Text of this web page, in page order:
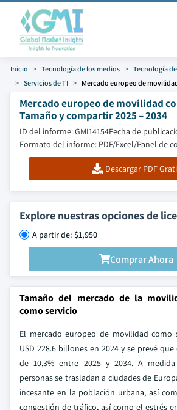
Inicio Tecnología de los medios
Tecnología
Servicios de TI
Mercado europeo de
Mercado europeo de movilidad
Tamaño y compartir 2025 – 2034
ID del informe: GMI14154Fecha de
Formato del informe: PDF/Excel/Panel de
Descargar PDF
Explore nuestras opciones de
A partir de: $1,950
Comprar Ahora
Tamaño del mercado de la
como servicio
El mercado europeo de movilidad como
USD 228.6 billones en 2024 y se prevé que
de 10,3% entre 2025 y 2034. A
personas se trasladan a ciudades de
incesante en la población urbana, así
congestión de tráfico, así como el estrés